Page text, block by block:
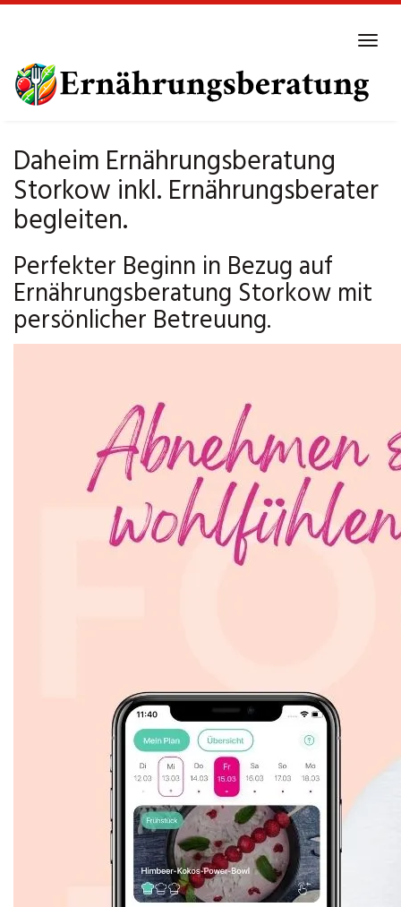
main
content
Daheim Ernährungsberatung
Storkow inkl. Ernährungsberater
begleiten.
Perfekter Beginn in Bezug auf
Ernährungsberatung Storkow mit
persönlicher Betreuung.